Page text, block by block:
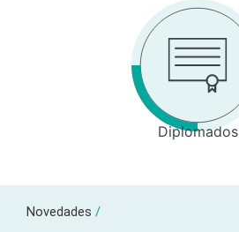
Diplomados
Novedades /